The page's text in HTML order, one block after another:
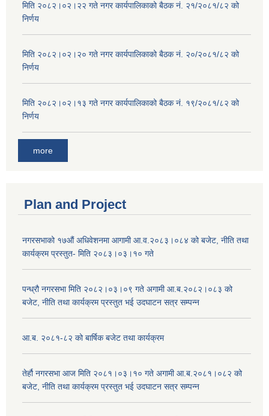
मिति २०८२।०२।२२ गते नगर कार्यपालिकाको बैठक नं. २१/२०८१/८२ को
निर्णय
मिति २०८२।०२।२० गते नगर कार्यपालिकाको बैठक नं. २०/२०८१/८२ को
निर्णय
मिति २०८२।०२।१३ गते नगर कार्यपालिकाको बैठक नं. १९/२०८१/८२ को
निर्णय
more
Plan and Project
नगरसभाको १७औं अधिवेशनमा आगामी आ.व.२०८३।०८४ को बजेट, नीति तथा
कार्यक्रम प्रस्तुत- मिति २०८३।०३।१० गते
पन्ध्रौ नगरसभा मिति २०८२।०३।०९ गते अगामी आ.ब.२०८२।०८३ को
बजेट, नीति तथा कार्यक्रम प्रस्तुत भई उदघाटन सत्र सम्पन्न
आ.ब. २०८१-८२ को बार्षिक बजेट तथा कार्यक्रम
तेर्हौ नगरसभा आज मिति २०८१।०३।१० गते अगामी आ.ब.२०८१।०८२ को
बजेट, नीति तथा कार्यक्रम प्रस्तुत भई उदघाटन सत्र सम्पन्न